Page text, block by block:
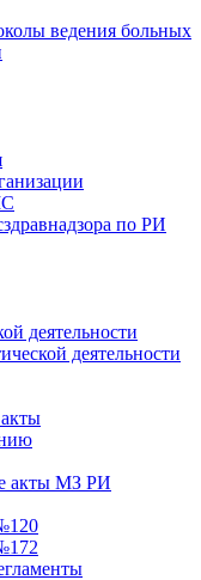
ведения больных
по РИ
деятельности
деятельности
акты МЗ РИ